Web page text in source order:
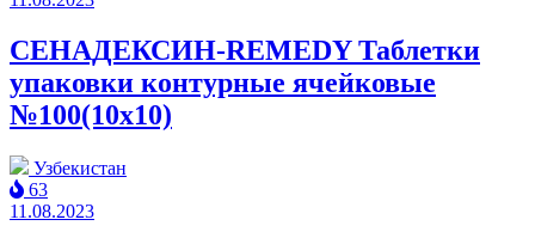
СЕНАДЕКСИН-REMEDY Таблетки
упаковки контурные ячейковые
№100(10x10)
Узбекистан
63
11.08.2023